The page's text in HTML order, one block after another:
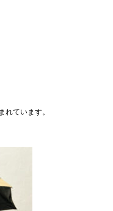
れています。